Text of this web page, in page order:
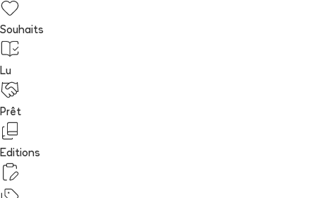
Souhaits
Lu
Prêt
Editions